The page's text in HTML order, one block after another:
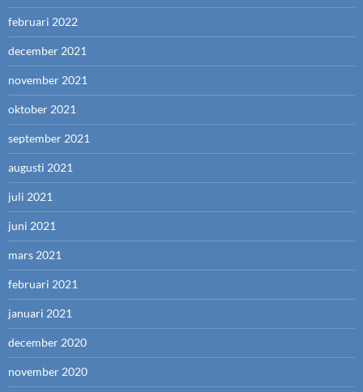
februari 2022
december 2021
november 2021
oktober 2021
september 2021
augusti 2021
juli 2021
juni 2021
mars 2021
februari 2021
januari 2021
december 2020
november 2020